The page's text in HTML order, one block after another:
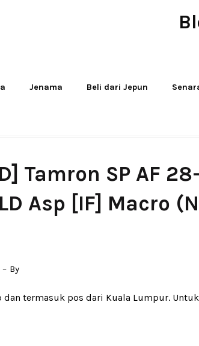
Jenama Beli dari Jepun
Tamron SP AF
Asp [IF] Macro
By
dan termasuk pos dari Kuala Lumpur.